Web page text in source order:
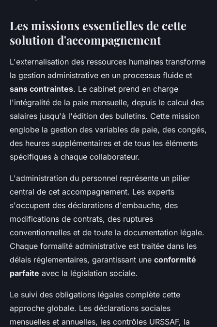
Les missions essentielles de cette
solution d'accompagnement
L'externalisation des ressources humaines transforme
la gestion administrative en un processus fluide et
sans contraintes. Le cabinet prend en charge
l'intégralité de la paie mensuelle, depuis le calcul des
salaires jusqu'à l'édition des bulletins. Cette mission
englobe la gestion des variables de paie, des congés,
des heures supplémentaires et de tous les éléments
spécifiques à chaque collaborateur.
L'administration du personnel représente un pilier
central de cet accompagnement. Les experts
s'occupent des déclarations d'embauche, des
modifications de contrats, des ruptures
conventionnelles et de toute la documentation légale.
Chaque formalité administrative est traitée dans les
délais réglementaires, garantissant une conformité
parfaite avec la législation sociale.
Le suivi des obligations légales complète cette
approche globale. Les déclarations sociales
mensuelles et annuelles, les contrôles URSSAF, la